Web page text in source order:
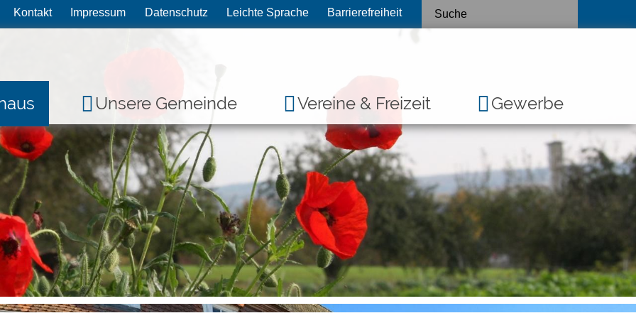
Kontakt Impressum Datenschutz Leichte Sprache Barrierefreiheit
Unsere Gemeinde Vereine & Freizeit Gewerbe